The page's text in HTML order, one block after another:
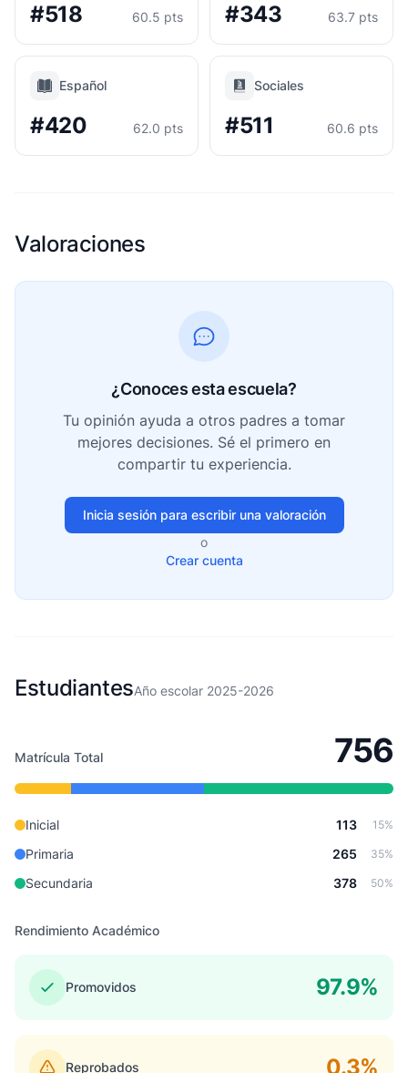
#518 60.5 pts #343 63.7 pts
Español
#420 62.0 pts
Sociales
#511 60.6 pts
Valoraciones
¿Conoces esta escuela?
Tu opinión ayuda a otros padres a tomar
mejores decisiones. Sé el primero en
compartir tu experiencia.
Inicia sesión para escribir una valoración
o
Crear cuenta
EstudiantesAño escolar 2025-2026
Matrícula Total 756
Inicial 113 15%
Primaria 265 35%
Secundaria 378 50%
Rendimiento Académico
Promovidos 97.9%
Reprobados 0.3%